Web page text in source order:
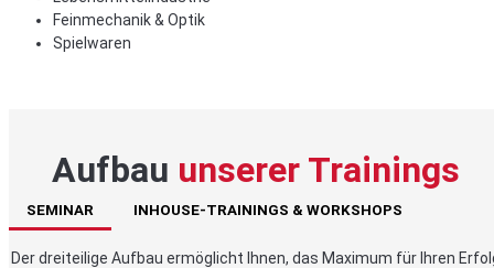
Feinmechanik & Optik
Spielwaren
Aufbau unserer Trainings
SEMINAR INHOUSE-TRAININGS & WORKSHOPS
Der dreiteilige Aufbau ermöglicht Ihnen, das Maximum für Ihren